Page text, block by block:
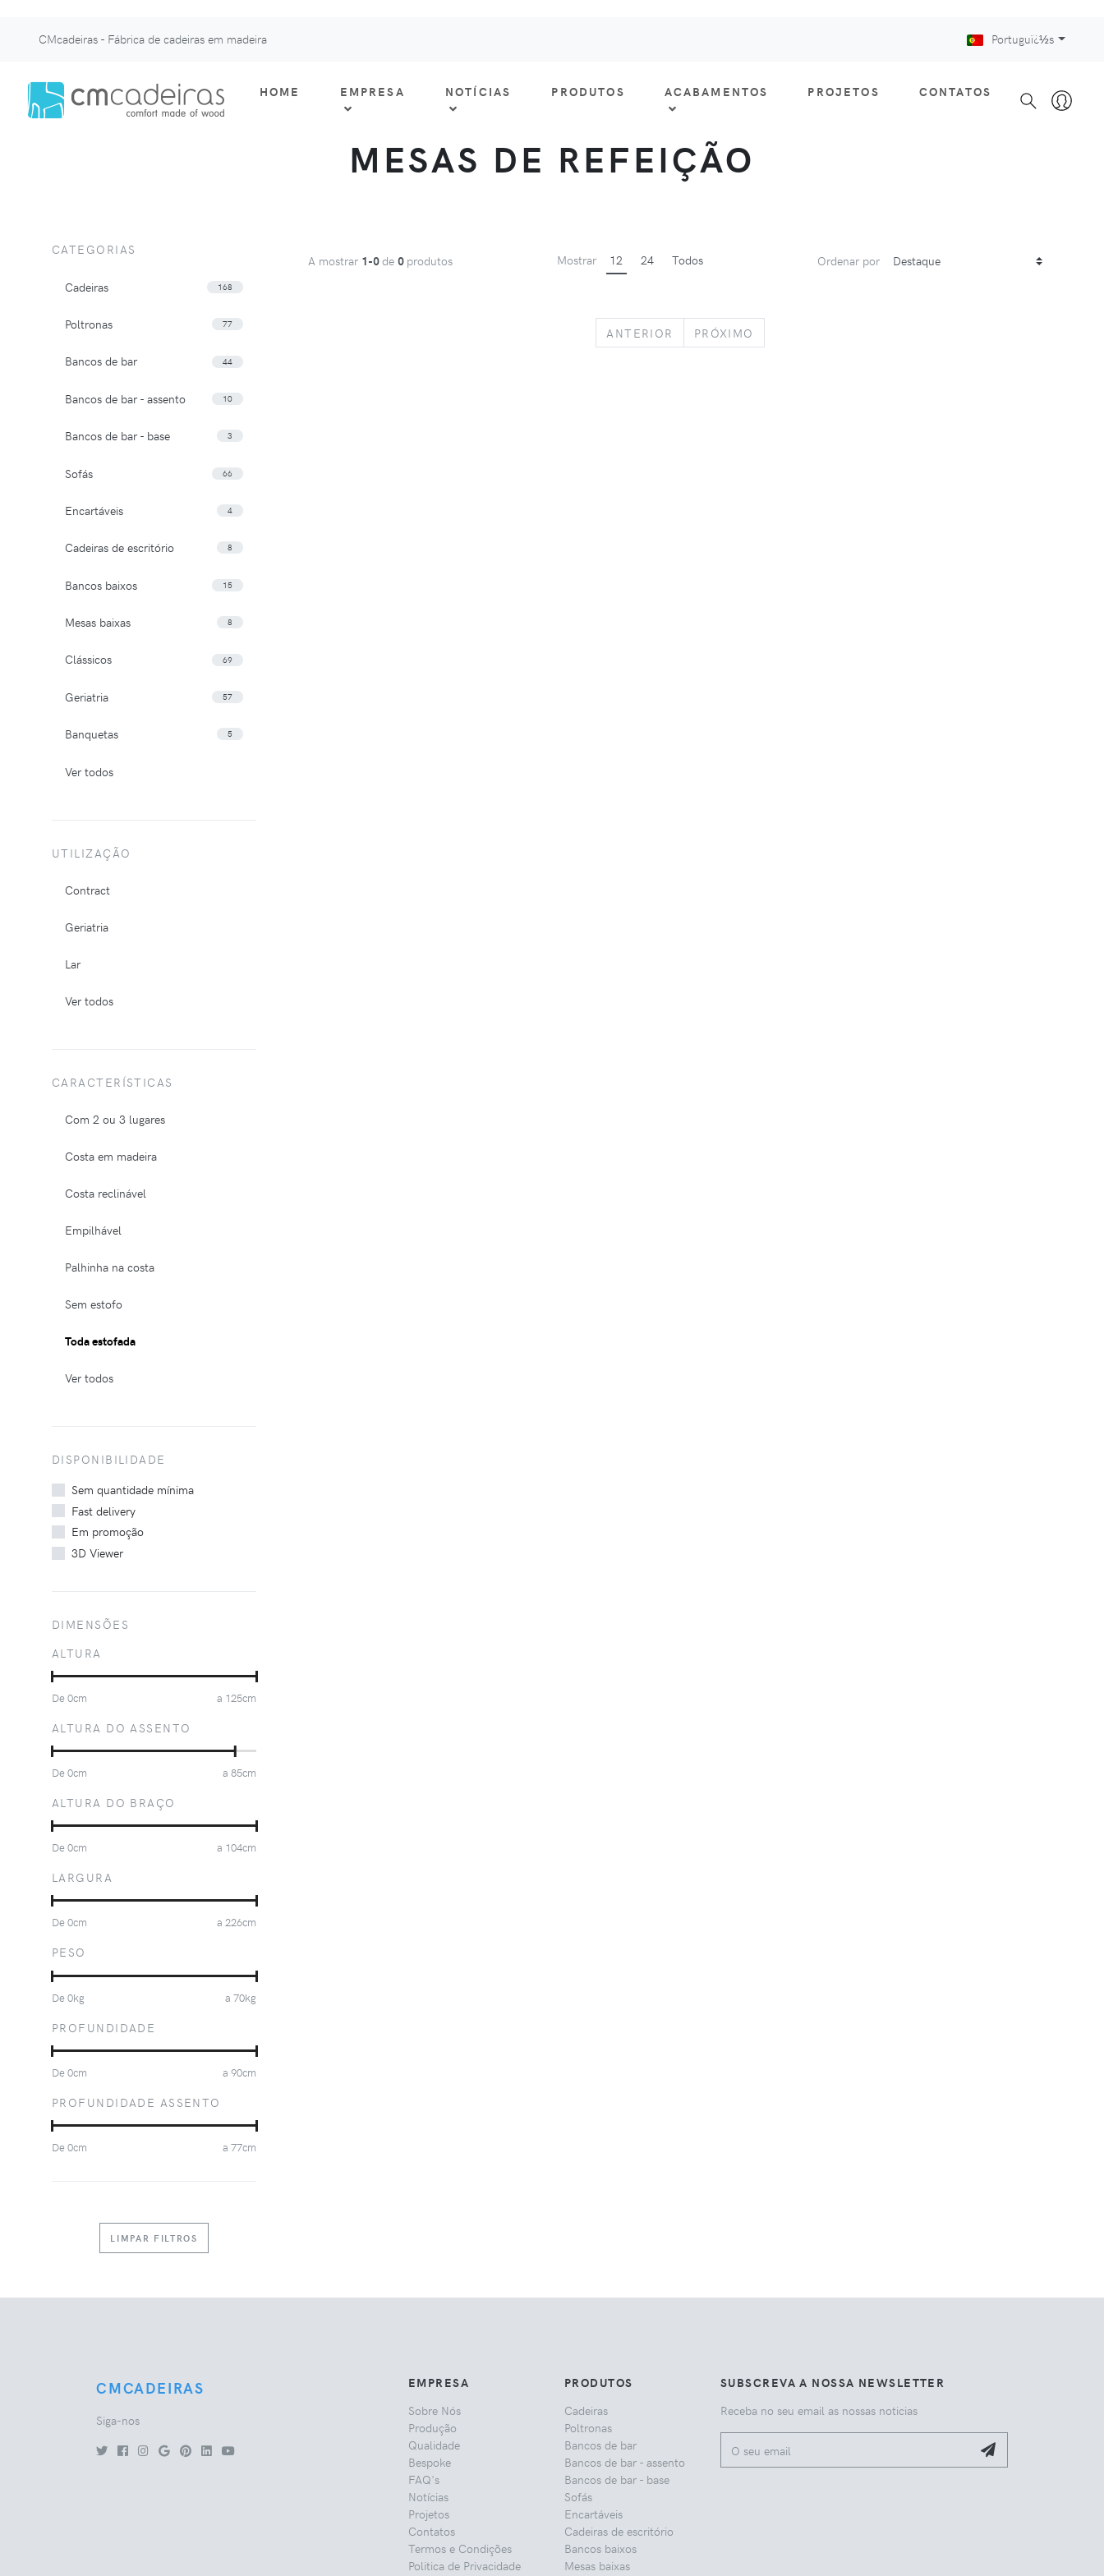
CMcadeiras - Fábrica de cadeiras em madeira Portuguï¿½s
HOME EMPRESA NOTÍCIAS PRODUTOS ACABAMENTOS PROJETOS CONTATOS
MESAS DE REFEIÇÃO
A mostrar 1-0de 0 produtos Mostrar 12 24 Todos Ordenar por
ANTERIOR PREVIOUS
PRÓXIMO
CATEGORIAS
Cadeiras 168
Poltronas 77
Bancos de bar 44
Bancos de bar - assento 10
Bancos de bar - base 3
Sofás 66
Encartáveis 4
Cadeiras de escritório 8
Bancos baixos 15
Mesas baixas 8
Clássicos 69
Geriatria 57
Banquetas 5
Ver todos
UTILIZAÇÃO
Contract
Geriatria
Lar
Ver todos
CARACTERÍSTICAS
Com 2 ou 3 lugares
Costa em madeira
Costa reclinável
Empilhável
Palhinha na costa
Sem estofo
Toda estofada
Ver todos
DISPONIBILIDADE
Sem quantidade mínima
Fast delivery
Em promoção
3D Viewer
DIMENSÕES
ALTURA
De0cm a 125cm
ALTURA DO ASSENTO
De0cm a 85cm
ALTURA DO BRAÇO
De0cm a 104cm
LARGURA
De0cm a 226cm
PESO
De0kg a 70kg
PROFUNDIDADE
De0cm a 90cm
PROFUNDIDADE ASSENTO
De0cm a 77cm
LIMPAR FILTROS
CMCADEIRAS
Siga-nos
EMPRESA
Sobre Nós
Produção
Qualidade
Bespoke
FAQ's
Notícias
Projetos
Contatos
Termos e Condições
Politica de Privacidade
PRODUTOS
Cadeiras
Poltronas
Bancos de bar
Bancos de bar - assento
Bancos de bar - base
Sofás
Encartáveis
Cadeiras de escritório
Bancos baixos
Mesas baixas
SUBSCREVA A NOSSA NEWSLETTER
Receba no seu email as nossas noticias